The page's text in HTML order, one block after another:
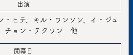
出演
・ヒテ、キル・ウンソン、イ・ジュ
チョン・テクウン 他
開幕日